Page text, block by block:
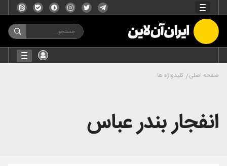
صفحه اصلی کلیدواژه ها
انفجار بندر عباس